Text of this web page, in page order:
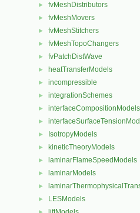
► fvMeshDistributors
► fvMeshMovers
► fvMeshStitchers
► fvMeshTopoChangers
► fvPatchDistWave
► heatTransferModels
► incompressible
► integrationSchemes
► interfaceCompositionModels
►
► IsotropyModels
► kineticTheoryModels
► laminarFlameSpeedModels
► laminarModels
►
► LESModels